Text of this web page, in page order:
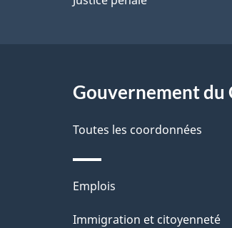
e
Gouvernement du
Toutes les coordonnées
Thèmes
et
Emplois
Immigration et citoyenneté